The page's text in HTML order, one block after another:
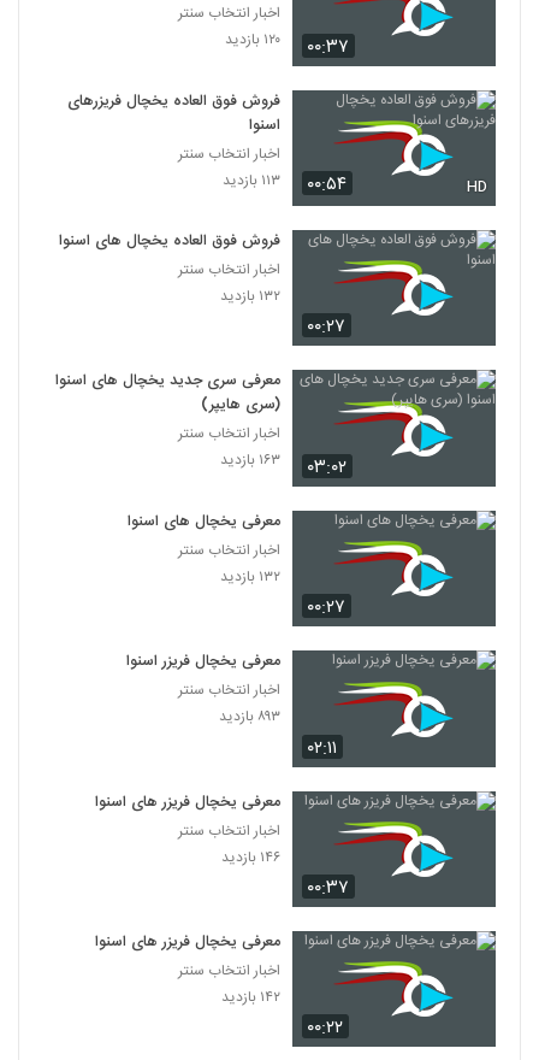
۰۰:۳۷
اخبار انتخاب سنتر
۱۲۰ بازدید
۰۰:۵۴ HD
فروش فوق العاده یخچال فریزرهای
اسنوا
اخبار انتخاب سنتر
۱۱۳ بازدید
۰۰:۲۷
فروش فوق العاده یخچال های اسنوا
اخبار انتخاب سنتر
۱۳۲ بازدید
۰۳:۰۲
معرفی سری جدید یخچال های اسنوا
(سری هایپر)
اخبار انتخاب سنتر
۱۶۳ بازدید
۰۰:۲۷
معرفی یخچال های اسنوا
اخبار انتخاب سنتر
۱۳۲ بازدید
۰۲:۱۱
معرفی یخچال فریزر اسنوا
اخبار انتخاب سنتر
۸۹۳ بازدید
۰۰:۳۷
معرفی یخچال فریزر های اسنوا
اخبار انتخاب سنتر
۱۴۶ بازدید
۰۰:۲۲
معرفی یخچال فریزر های اسنوا
اخبار انتخاب سنتر
۱۴۲ بازدید